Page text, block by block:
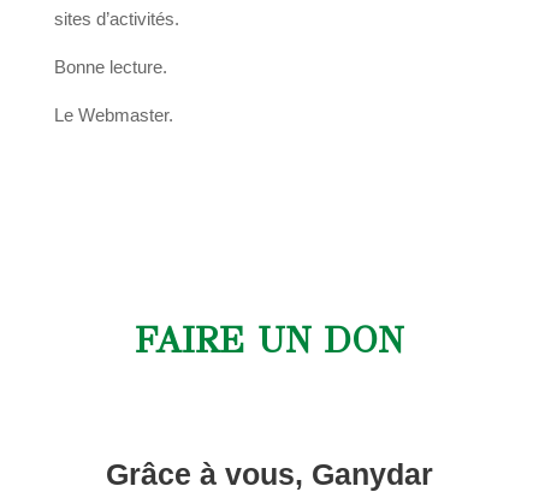
sites d’activités.
Bonne lecture.
Le Webmaster.
FAIRE UN DON
Grâce à vous, Ganydar